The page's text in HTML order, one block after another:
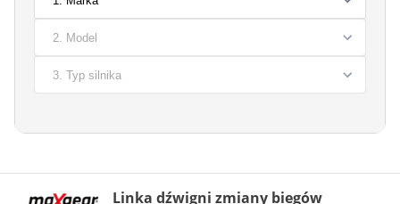
Linka dźwigni zmiany biegów